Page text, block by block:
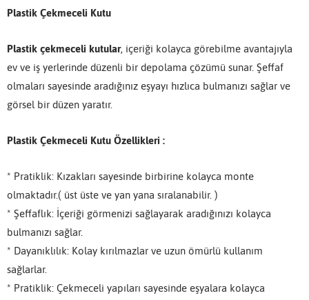
Plastik Çekmeceli Kutu
Plastik çekmeceli kutular, içeriği kolayca görebilme avantajıyla
ev ve iş yerlerinde düzenli bir depolama çözümü sunar. Şeffaf
olmaları sayesinde aradığınız eşyayı hızlıca bulmanızı sağlar ve
görsel bir düzen yaratır.
Plastik Çekmeceli Kutu Özellikleri :
* Pratiklik: Kızakları sayesinde birbirine kolayca monte
olmaktadır.( üst üste ve yan yana sıralanabilir. )
* Şeffaflık: İçeriği görmenizi sağlayarak aradığınızı kolayca
bulmanızı sağlar.
* Dayanıklılık: Kolay kırılmazlar ve uzun ömürlü kullanım
sağlarlar.
* Pratiklik: Çekmeceli yapıları sayesinde eşyalara kolayca